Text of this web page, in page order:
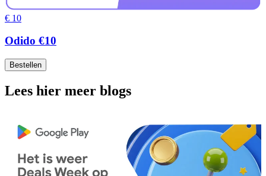
€ 10
Odido €10
Bestellen
Lees hier meer blogs